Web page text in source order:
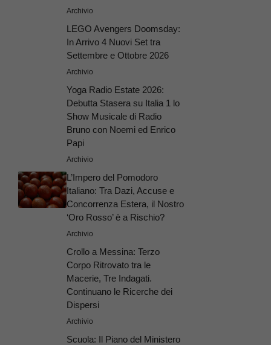
Archivio
LEGO Avengers Doomsday:
In Arrivo 4 Nuovi Set tra
Settembre e Ottobre 2026
Archivio
Yoga Radio Estate 2026:
Debutta Stasera su Italia 1 lo
Show Musicale di Radio
Bruno con Noemi ed Enrico
Papi
Archivio
L’Impero del Pomodoro
Italiano: Tra Dazi, Accuse e
Concorrenza Estera, il Nostro
‘Oro Rosso’ è a Rischio?
Archivio
Crollo a Messina: Terzo
Corpo Ritrovato tra le
Macerie, Tre Indagati.
Continuano le Ricerche dei
Dispersi
Archivio
Scuola: Il Piano del Ministero